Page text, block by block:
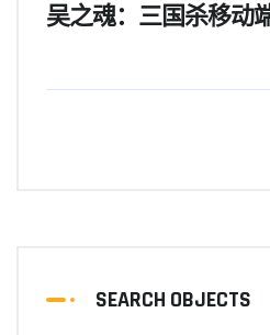
吴之魂：三国杀移动
SEARCH OBJECTS